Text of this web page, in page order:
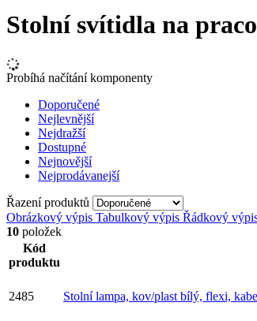
Stolní svítidla na
Probíhá načítání komponenty
Doporučené
Nejlevnější
Nejdražší
Dostupné
Nejnovější
Nejprodávanejší
Řazení produktů
Obrázkový výpis Tabulkový výpis Řádkový
10 položek
Kód
produktu
2485 Stolní lampa, kov/plast bílý, flexi,